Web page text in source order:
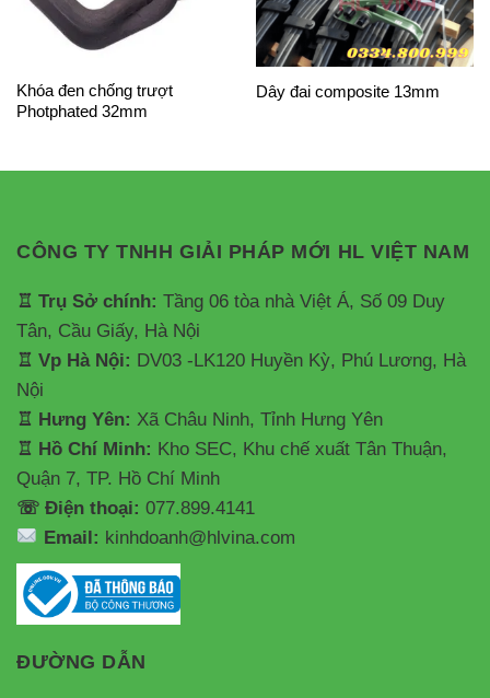
Khóa đen chống trượt
Photphated 32mm
Dây đai composite 13mm
CÔNG TY TNHH GIẢI PHÁP MỚI HL VIỆT NAM
♖ Trụ Sở chính: Tầng 06 tòa nhà Việt Á, Số 09 Duy
Tân, Cầu Giấy, Hà Nội
♖ Vp Hà Nội: DV03 -LK120 Huyền Kỳ, Phú Lương, Hà
Nội
♖ Hưng Yên: Xã Châu Ninh, Tỉnh Hưng Yên
♖ Hồ Chí Minh: Kho SEC, Khu chế xuất Tân Thuận,
Quận 7, TP. Hồ Chí Minh
☏ Điện thoại: 077.899.4141
Email: kinhdoanh@hlvina.com
ĐƯỜNG DẪN